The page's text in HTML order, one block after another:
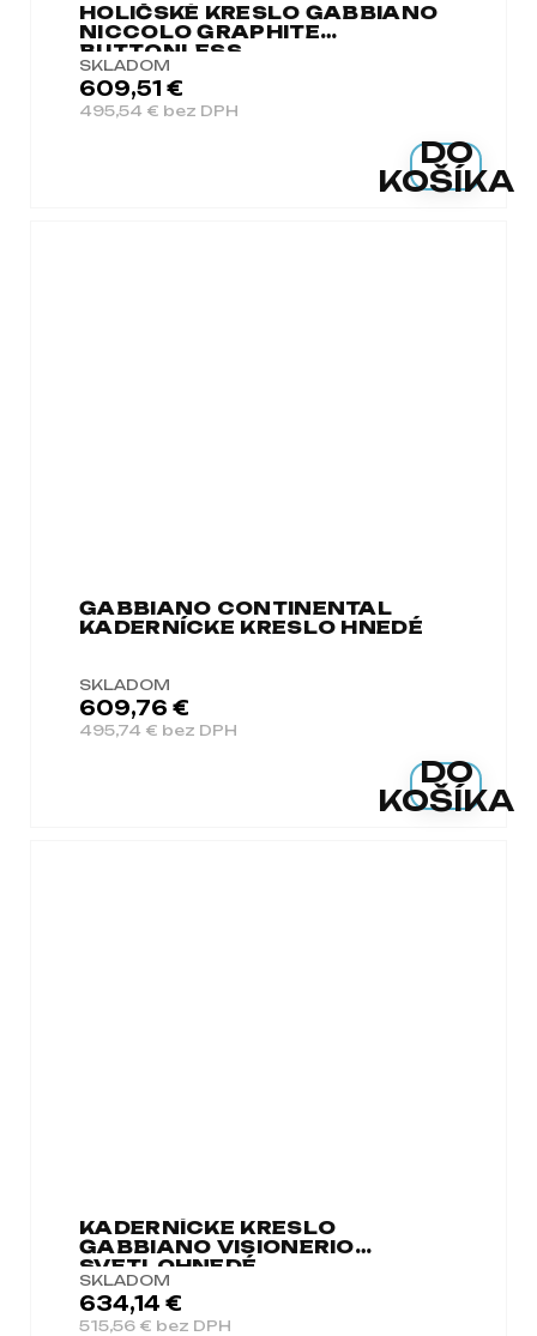
HOLIČSKÉ KRESLO GABBIANO
NICCOLO GRAPHITE
BUTTONLESS
SKLADOM
495,54 € bez DPH
609,51 €
DO
KOŠÍKA
GABBIANO CONTINENTAL
KADERNÍCKE KRESLO HNEDÉ
SKLADOM
495,74 € bez DPH
609,76 €
DO
KOŠÍKA
KADERNÍCKE KRESLO
GABBIANO VISIONERIO
SVETLOHNEDÉ
SKLADOM
515,56 € bez DPH
634,14 €